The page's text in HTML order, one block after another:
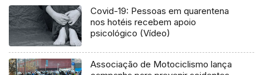
Covid-19: Pessoas em quarentena
nos hotéis recebem apoio
psicológico (Vídeo)
Associação de Motociclismo lança